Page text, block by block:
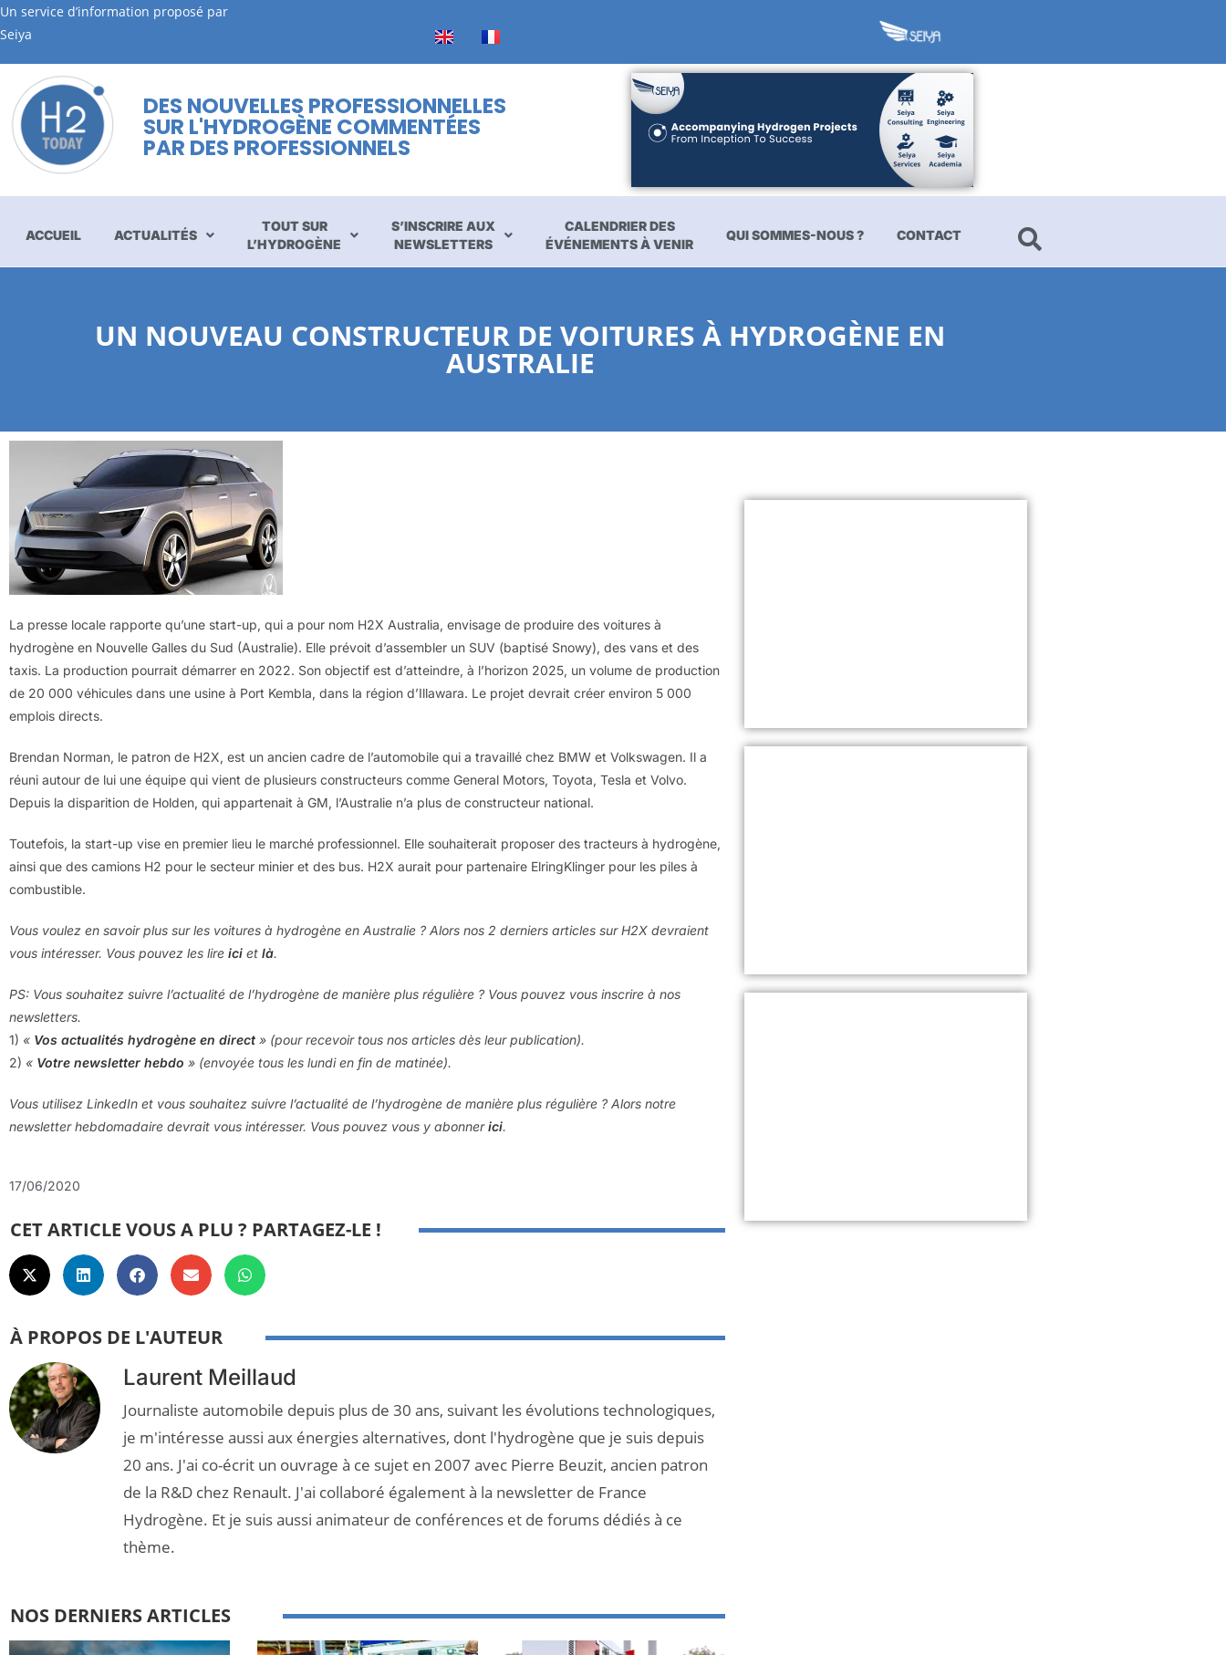
Un service d’information proposé par
Seiya
DES NOUVELLES PROFESSIONNELLES
SUR L'HYDROGÈNE COMMENTÉES
PAR DES PROFESSIONNELS
ACCUEIL ACTUALITÉS
TOUT SUR
L’HYDROGÈNE
S’INSCRIRE AUX
NEWSLETTERS
CALENDRIER DES
ÉVÉNEMENTS À VENIR
QUI SOMMES-NOUS ? CONTACT
UN NOUVEAU CONSTRUCTEUR DE VOITURES À HYDROGÈNE EN
AUSTRALIE
La presse locale rapporte qu’une start-up, qui a pour nom H2X Australia, envisage de produire des voitures à
hydrogène en Nouvelle Galles du Sud (Australie). Elle prévoit d’assembler un SUV (baptisé Snowy), des vans et des
taxis. La production pourrait démarrer en 2022. Son objectif est d’atteindre, à l’horizon 2025, un volume de production
de 20 000 véhicules dans une usine à Port Kembla, dans la région d’Illawara. Le projet devrait créer environ 5 000
emplois directs.
Brendan Norman, le patron de H2X, est un ancien cadre de l’automobile qui a travaillé chez BMW et Volkswagen. Il a
réuni autour de lui une équipe qui vient de plusieurs constructeurs comme General Motors, Toyota, Tesla et Volvo.
Depuis la disparition de Holden, qui appartenait à GM, l’Australie n’a plus de constructeur national.
Toutefois, la start-up vise en premier lieu le marché professionnel. Elle souhaiterait proposer des tracteurs à hydrogène,
ainsi que des camions H2 pour le secteur minier et des bus. H2X aurait pour partenaire ElringKlinger pour les piles à
combustible.
Vous voulez en savoir plus sur les voitures à hydrogène en Australie ? Alors nos 2 derniers articles sur H2X devraient
vous intéresser. Vous pouvez les lire ici et là.
PS: Vous souhaitez suivre l’actualité de l’hydrogène de manière plus régulière ? Vous pouvez vous inscrire à nos
newsletters.
1) « Vos actualités hydrogène en direct » (pour recevoir tous nos articles dès leur publication).
2) « Votre newsletter hebdo » (envoyée tous les lundi en fin de matinée).
Vous utilisez LinkedIn et vous souhaitez suivre l’actualité de l’hydrogène de manière plus régulière ? Alors notre
newsletter hebdomadaire devrait vous intéresser. Vous pouvez vous y abonnerici.
17/06/2020
CET ARTICLE VOUS A PLU ? PARTAGEZ-LE !
À PROPOS DE L'AUTEUR
Laurent Meillaud
Journaliste automobile depuis plus de 30 ans, suivant les évolutions technologiques,
je m'intéresse aussi aux énergies alternatives, dont l'hydrogène que je suis depuis
20 ans. J'ai co-écrit un ouvrage à ce sujet en 2007 avec Pierre Beuzit, ancien patron
de la R&D chez Renault. J'ai collaboré également à la newsletter de France
Hydrogène. Et je suis aussi animateur de conférences et de forums dédiés à ce
thème.
NOS DERNIERS ARTICLES